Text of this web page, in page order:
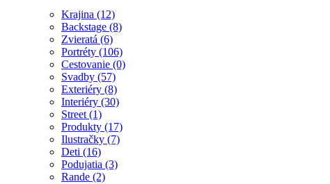
Krajina (12)
Backstage (8)
Zvieratá (6)
Portréty (106)
Cestovanie (0)
Svadby (57)
Exteriéry (8)
Interiéry (30)
Street(1)
Produkty (17)
Ilustračky (7)
Deti (16)
Podujatia (3)
Rande (2)